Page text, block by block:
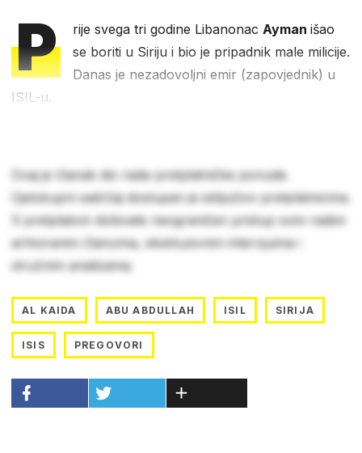
P rije svega tri godine Libanonac Aymanišao
se boriti u Siriju i bio je pripadnik male milicije.
Danas je nezadovoljni emir (zapovjednik) u
ISIL-u.
Ovaj je članak dio naše pretplatničke ponude.
Cjelokupni sadržaj dostupan je isključivo pretplatnicima.
S pretplatom dobivate neograničen pristup svim našim
arhiviranim člancima, ekskluzivnim intervjuima i
stručnim analizama.
AL KAIDA ABU ABDULLAH ISIL SIRIJA
ISIS PREGOVORI